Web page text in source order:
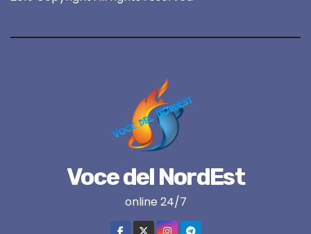
Voce del NordEst
online 24/7